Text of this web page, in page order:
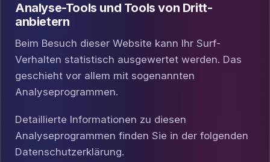
Analyse-Tools und Tools von Dritt­
anbietern
Beim Besuch dieser Website kann Ihr Surf-
Verhalten statistisch ausgewertet werden. Das
geschieht vor allem mit sogenannten
Analyseprogrammen.
Detaillierte Informationen zu diesen
Analyseprogrammen finden Sie in der folgenden
Datenschutzerklärung.